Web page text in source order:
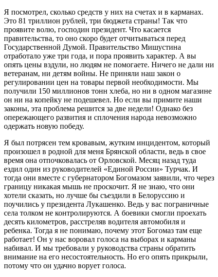
Я посмотрел, сколько средств у них на счетах и в карманах.
Это 81 триллион рублей, три бюджета страны! Так что
проявите волю, господин президент. Что касается
правительства, то оно скоро будет отчитываться перед
Государственной Думой. Правительство Мишустина
отработало уже три года, и пора проявить характер. А вы
опять цены вздули, но людям не помогаете. Ничего не дали ни
ветеранам, ни детям войны. Не приняли наш закон о
регулировании цен на товары первой необходимости. Мы
получили 150 миллионов тонн хлеба, но ни в одном магазине
он ни на копейку не подешевел. Но если вы примите наши
законы, эта проблема решится за две недели! Однако без
опережающего развития и сплочения народа невозможно
одержать новую победу.
Я был потрясен тем кровавым, жутким инцидентом, который
произошел в родной для меня Брянской области, ведь в свое
время она отпочковалась от Орловской. Месяц назад туда
ездил один из руководителей «Единой России» Турчак. И
тогда они вместе с губернатором Богомазом заявили, что через
границу никакая мышь не проскочит. Я не знаю, что они
хотели сказать, но лучше бы съездили в Белоруссию и
поучились у президента Лукашенко. Ведь у вас пограничные
села толком не контролируются. А боевики смогли проехать
десять километров, расстреляв водителя автомобиля и
ребенка. Тогда я не понимаю, почему этот Богомаз там еще
работает! Он у нас воровал голоса на выборах и карманы
набивал. И мы требовали у руководства страны обратить
внимание на его несостоятельность. Но его опять прикрыли,
потому что он удачно ворует голоса.